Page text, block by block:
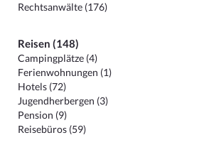
Rechtsanwälte (176)
Reisen (148)
Campingplätze (4)
Ferienwohnungen (1)
Hotels (72)
Jugendherbergen (3)
Pension (9)
Reisebüros (59)